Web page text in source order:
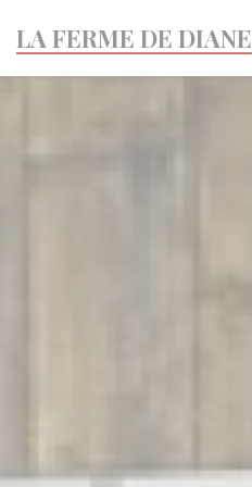
LA FERME DE DIANE